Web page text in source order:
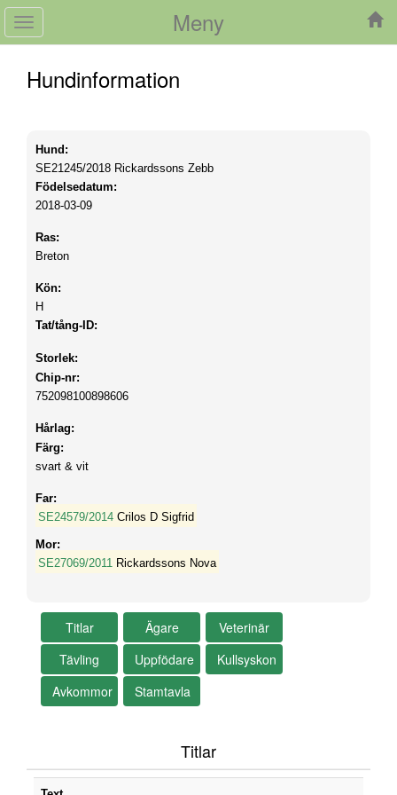
Meny
Toggle
navigation
Hundinformation
Hund:
SE21245/2018 Rickardssons Zebb
Födelsedatum:
2018-03-09
Ras:
Breton
Kön:
H
Tat/tång-ID:
Storlek:
Chip-nr:
752098100898606
Hårlag:
Färg:
svart & vit
Far:
SE24579/2014 Crilos D Sigfrid
Mor:
SE27069/2011 Rickardssons Nova
Titlar